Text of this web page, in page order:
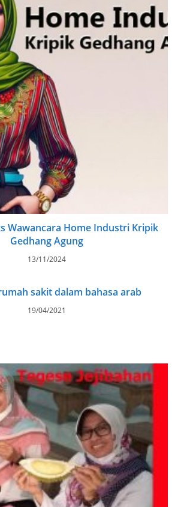
Wawancara Home Industri Kripik
Gedhang Agung
13/11/2024
sakit dalam bahasa arab
19/04/2021